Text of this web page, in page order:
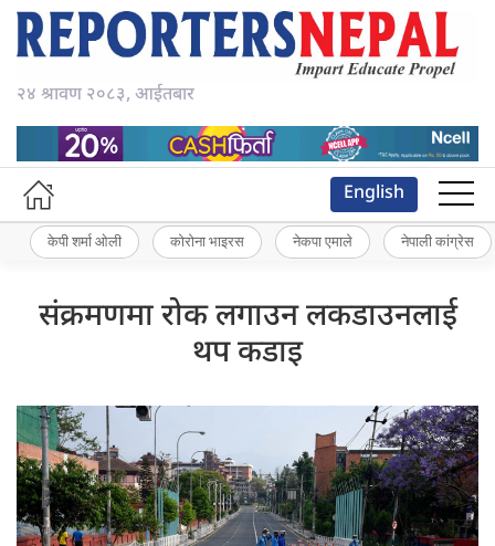
२४ श्रावण २०८३, आईतबार
English
केपी शर्मा ओली कोरोना भाइरस नेकपा एमाले नेपाली कांग्रेस
संक्रमणमा रोक लगाउन लकडाउनलाई
थप कडाइ